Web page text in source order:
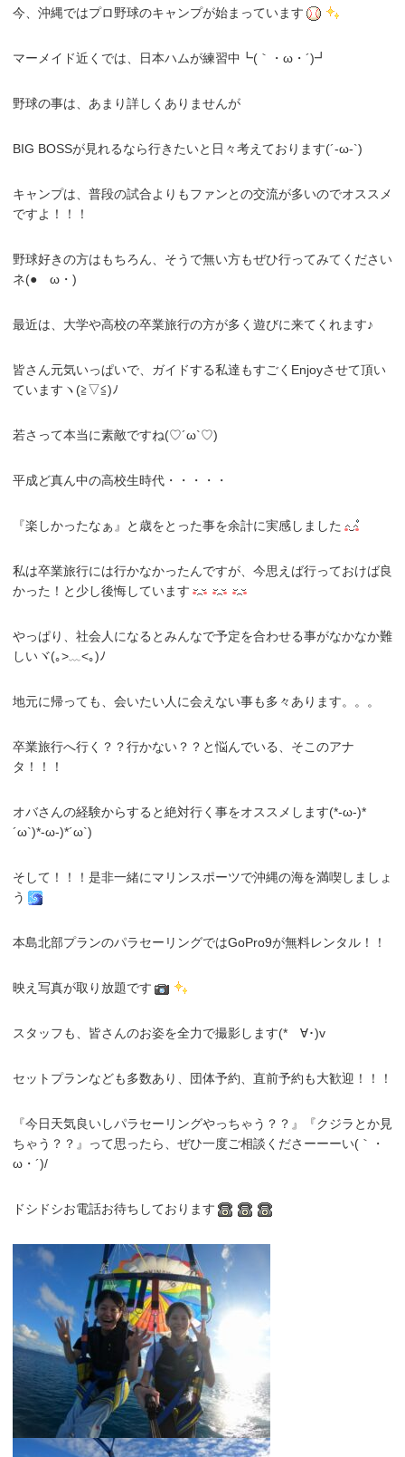
今、沖縄ではプロ野球のキャンプが始まっています
マーメイド近くでは、日本ハムが練習中┗(｀・ω・´)┛
野球の事は、あまり詳しくありませんが
BIG BOSSが見れるなら行きたいと日々考えております(´-ω-`)
キャンプは、普段の試合よりもファンとの交流が多いのでオススメ
ですよ！！！
野球好きの方はもちろん、そうで無い方もぜひ行ってみてください
ネ︎︎(●ゝω・)ゞ
最近は、大学や高校の卒業旅行の方が多く遊びに来てくれます♪
皆さん元気いっぱいで、ガイドする私達もすごくEnjoyさせて頂い
ていますヽ(≧▽≦)ﾉ
若さって本当に素敵ですね(♡´ω`♡)
平成ど真ん中の高校生時代・・・・・
『楽しかったなぁ』と歳をとった事を余計に実感しました
私は卒業旅行には行かなかったんですが、今思えば行っておけば良
かった！と少し後悔しています
やっぱり、社会人になるとみんなで予定を合わせる事がなかなか難
しいヾ(｡>﹏<｡)ﾉ
地元に帰っても、会いたい人に会えない事も多々あります。。。
卒業旅行へ行く？？行かない？？と悩んでいる、そこのアナ
タ！！！
オバさんの経験からすると絶対行く事をオススメします(*-ω-)*
´ω`)*-ω-)*´ω`)
そして！！！是非一緒にマリンスポーツで沖縄の海を満喫しましょ
う
本島北部プランのパラセーリングではGoPro9が無料レンタル！！
映え写真が取り放題です
スタッフも、皆さんのお姿を全力で撮影します(*ゝ∀･)v
セットプランなども多数あり、団体予約、直前予約も大歓迎！！！
『今日天気良いしパラセーリングやっちゃう？？』『クジラとか見
ちゃう？？』って思ったら、ぜひ一度ご相談くださーーーい(｀・
ω・´)/
ドシドシお電話お待ちしております